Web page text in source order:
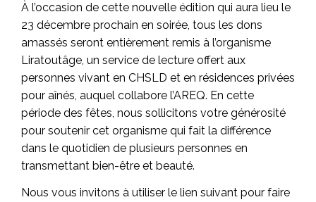
À l’occasion de cette nouvelle édition qui aura lieu le
23 décembre prochain en soirée, tous les dons
amassés seront entièrement remis à l’organisme
Liratoutâge, un service de lecture offert aux
personnes vivant en CHSLD et en résidences privées
pour aînés, auquel collabore l’AREQ. En cette
période des fêtes, nous sollicitons votre générosité
pour soutenir cet organisme qui fait la différence
dans le quotidien de plusieurs personnes en
transmettant bien-être et beauté.
Nous vous invitons à utiliser le lien suivant pour faire